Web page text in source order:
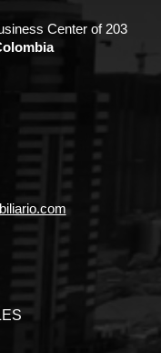
Center of 203